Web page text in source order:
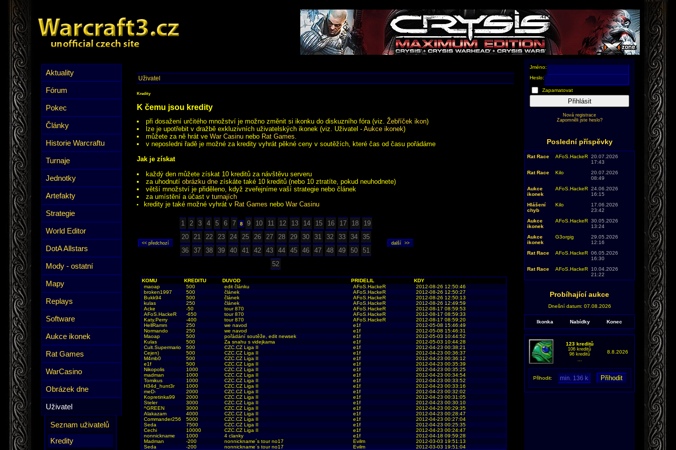
Aktuality
Fórum
Pokec
Články
Historie Warcraftu
Turnaje
Jednotky
Artefakty
Strategie
World Editor
DotA Allstars
Mody - ostatní
Mapy
Replays
Software
Aukce ikonek
Rat Games
WarCasino
Obrázek dne
Uživatel
Seznam uživatelů
Kredity
Uživatel
Kredity
K čemu jsou kredity
při dosažení určitého množství je možno změnit si ikonku do diskuzního fóra (viz. Žebříček ikon)
lze je upotřebit v dražbě exkluzivních uživatelských ikonek (viz. Uživatel - Aukce ikonek)
můžete za ně hrát ve War Casinu nebo Rat Games
v neposledni řadě je možné za kredity vyhrát pěkné ceny v soutěžích, které čas od času pořádáme
Jak je získat
každý den můžete získat 10 kreditů za návštěvu serveru
za uhodnutí obrázku dne získáte také 10 kreditů (nebo 10 ztratíte, pokud neuhodnete)
větší množství je přiděleno, když zveřejníme vaší strategie nebo článek
za umístění a účast v turnajích
kredity je také možné vyhrát v Rat Games nebo War Casinu
1 2 3 4 5 6 7 8 9 10 11 12 13 14 15 16 17 18
19
20
21 22 23 24 25 26 27 28 29 30 31 32 33 34
35
36
37 38 39 40 41 42 43 44 45 46 47 48 49 50
51
52
KOMU KREDITU DUVOD PRIDELIL
KDY
maoap
500 edit článku AFoS.HackeR
2012-08-26 12:50:46
broken1997
500 článek AFoS.HackeR
2012-08-26 12:50:27
Bukk94
500 článek AFoS.HackeR
2012-08-26 12:50:13
kulas
250 článek AFoS.HackeR
2012-08-26 12:49:59
Acke
-50 tour 870 AFoS.HackeR
2012-08-17 08:59:53
AFoS.HackeR
-650 tour 870 AFoS.HackeR
2012-08-17 08:59:33
Katy.Perry
-400 tour 870 AFoS.HackeR
2012-08-17 08:59:20
HellRamm
250 we navod e1f
2012-05-08 15:46:49
Normando
250 we navod e1f
2012-05-08 15:46:31
Maoap
500 pořádání soutěže, edit newsek e1f
2012-05-03 10:44:52
Kulas
500 Za snahu s videjkama e1f
2012-05-03 10:44:28
Cult.Supermario
500 CZC.CZ Liga II e1f
2012-04-23 00:38:21
Cejen)
500 CZC.CZ Liga II e1f
2012-04-23 00:36:37
M4mb0
500 CZC.CZ Liga II e1f
2012-04-23 00:36:12
e1f
500 CZC.CZ Liga II e1f
2012-04-23 00:35:39
Nikopolis
1000 CZC.CZ Liga II e1f
2012-04-23 00:35:25
madman
1000 CZC.CZ Liga II e1f
2012-04-23 00:34:54
Tomikus
1000 CZC.CZ Liga II e1f
2012-04-23 00:33:52
H34d_hunt3r
1000 CZC.CZ Liga II e1f
2012-04-23 00:33:16
meD-
2000 CZC.CZ Liga II e1f
2012-04-23 00:32:02
Kopretinka99
2000 CZC.CZ Liga II e1f
2012-04-23 00:31:05
Steler
3000 CZC.CZ Liga II e1f
2012-04-23 00:30:10
^GREEN
3000 CZC.CZ Liga II e1f
2012-04-23 00:29:35
Alakazam
4000 CZC.CZ Liga II e1f
2012-04-23 00:28:47
Commander256
5000 CZC.CZ Liga II e1f
2012-04-23 00:27:04
Seda
7500 CZC.CZ Liga II e1f
2012-04-23 00:25:35
Cechi
10000 CZC.CZ Liga II e1f
2012-04-23 00:24:47
nonnickname
1000 4 clanky e1f
2012-04-18 09:59:28
Madman
-200 nonnickname´s tour no17 Evilm
2012-03-03 19:51:13
Seda
-200 nonnickname´s tour no17 Evilm 2012-03-03 19:51:04
Jméno:
Heslo:
Zapamatovat
Přihlásit
Nová registrace
Zapomněli jste heslo?
Poslední příspěvky
Rat Race AFoS.HackeR 20.07.2026
17:43
Rat Race
Kilo
20.07.2026
08:49
Aukce
ikonek
AFoS.HackeR 24.06.2026
16:15
Hlášení
chyb
Kilo
17.06.2026
23:42
Aukce
ikonek
AFoS.HackeR 30.05.2026
13:24
Aukce
ikonek
G3orgig
29.05.2026
12:16
Rat Race
AFoS.HackeR 06.05.2026
16:30
Rat Race
AFoS.HackeR
10.04.2026
21:22
Probíhající aukce
Dnešní datum: 07.08.2026
Ikonka Nabídky Konec
123 kreditů
106 kreditů
96 kreditů
8.8.2026
Přihodit: